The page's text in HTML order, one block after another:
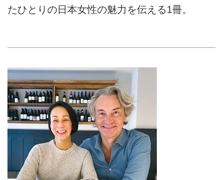
たひとりの日本女性の魅力を伝える1冊。